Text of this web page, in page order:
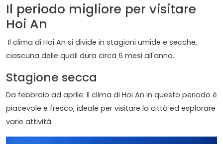
Il periodo migliore per visitare
Hoi An
Il clima di Hoi An si divide in stagioni umide e secche,
ciascuna delle quali dura circa 6 mesi all'anno.
Stagione secca
Da febbraio ad aprile: Il clima di Hoi An in questo periodo è
piacevole e fresco, ideale per visitare la città ed esplorare
varie attività.